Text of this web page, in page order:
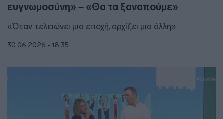
ευγνωμοσύνη» – «Θα τα ξαναπούμε»
«Όταν τελειώνει μια εποχή, αρχίζει μια άλλη»
30.06.2026 - 18:35